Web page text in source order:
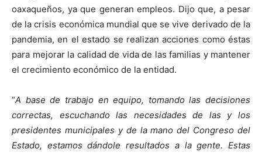
oaxaqueños, ya que generan empleos. Dijo que, a pesar
de la crisis económica mundial que se vive derivado de la
pandemia, en el estado se realizan acciones como éstas
para mejorar la calidad de vida de las familias y mantener
el crecimiento económico de la entidad.
“A base de trabajo en equipo, tomando las decisiones
correctas, escuchando las necesidades de las y los
presidentes municipales y de la mano del Congreso del
Estado, estamos dándole resultados a la gente. Estas